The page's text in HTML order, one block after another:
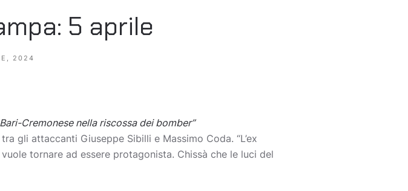
5 aprile
2024
Cremonese nella riscossa dei bomber”
gli attaccanti Giuseppe Sibilli e Massimo Coda. “L’ex
tornare ad essere protagonista. Chissà che le luci del